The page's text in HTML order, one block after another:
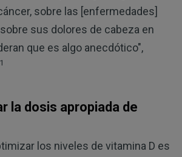
sobre las [enfermedades]
sus dolores de cabeza en
que es algo anecdótico",
la dosis apropiada de
los niveles de vitamina D es